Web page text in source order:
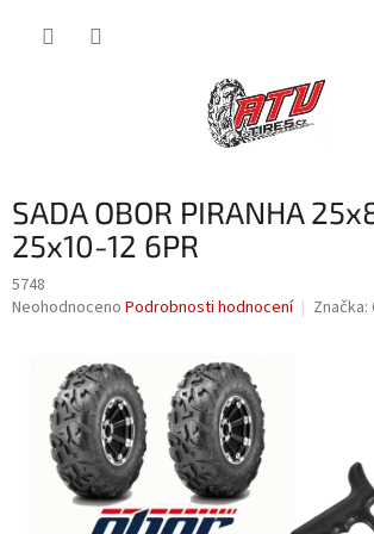
SADA OBOR PIRANHA
25x10-12 6PR
5748
Průměrné
hvězdiček.
Neohodnoceno Podrobnosti hodnocení Značka: